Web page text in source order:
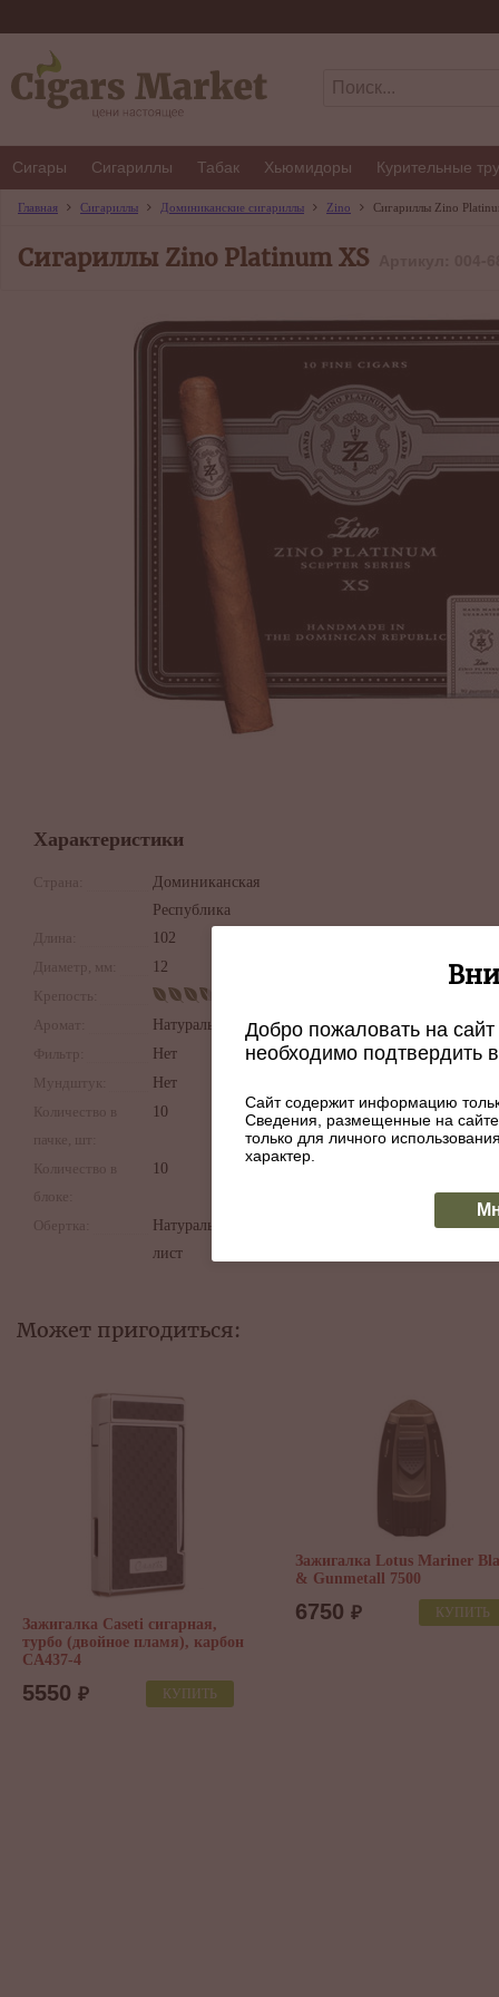
Сигары Сигариллы Табак Хьюмидоры Курительные
Главная Сигариллы Доминиканские сигариллы Zino Сигариллы Zino
Сигариллы Zino Platinum XS
Характеристики
Страна:
Доминиканская
Республика
Длина:
102
Диаметр, мм:
12
Крепость:
Аромат:
Натуральный
Фильтр:
Нет
Мундштук:
Нет
Количество в
пачке, шт:
10
Количество в
блоке:
10
Обертка:
Натуральный
лист
Может пригодиться:
Зажигалка Caseti сигарная,
турбо (двойное пламя), карбон
CA437-4
5550 ₽ КУПИТЬ
Зажигалка Lotus Mariner
& Gunmetall 7500
6750 ₽ КУПИТЬ
Добро пожаловать на
необходимо подтвердить
Сайт содержит информацию
Сведения, размещенные на
только для личного
характер.